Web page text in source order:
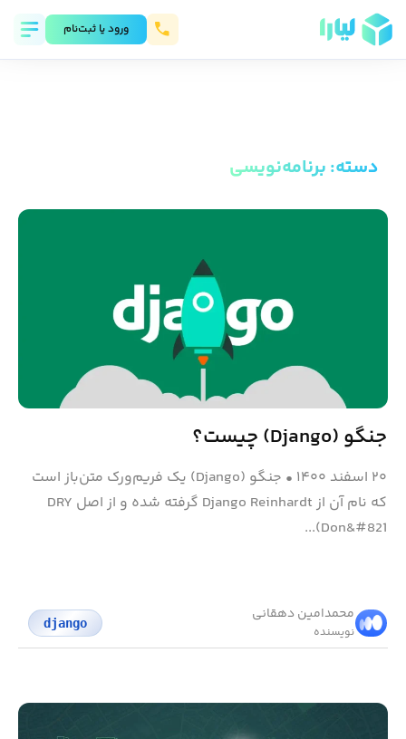
ورود يا ثبت‌نام
دسته:برنامه‌نویسی
جنگو (Django) چیست؟
۲۰ اسفند ۱۴۰۰ •
جنگو (Django) یک فریم‌ورک متن‌باز است
که نام آن از Django Reinhardt گرفته شده و از اصل DRY
(Don&#821...
محمد‌امین دهقانی
نویسنده
django